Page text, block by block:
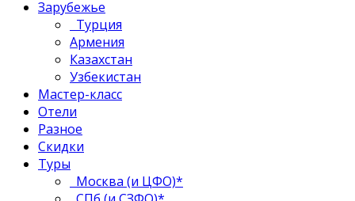
Зарубежье
Турция
Армения
Казахстан
Узбекистан
Мастер-класс
Отели
Разное
Скидки
Туры
Москва (и ЦФО)*